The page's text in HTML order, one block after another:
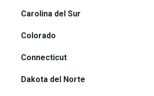
Carolina del Sur
Colorado
Connecticut
Dakota del Norte